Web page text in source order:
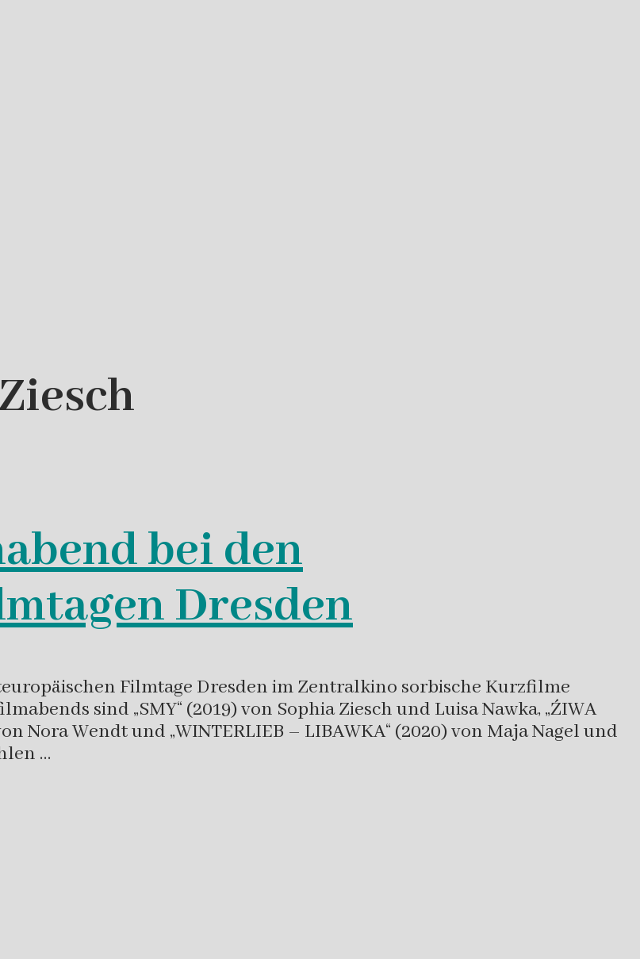
bei den
Dresden
Filmtage Dresden im Zentralkino sorbische Kurzfilme
sind „SMY“ (2019) von Sophia Ziesch und Luisa Nawka, „ŹIWA
Nora Wendt und „WINTERLIEB – LIBAWKA“ (2020) von Maja Nagel und
…